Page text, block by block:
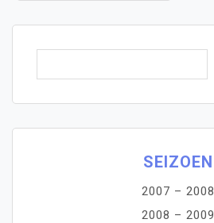
SEIZOEN
2007 – 2008
2008 – 2009